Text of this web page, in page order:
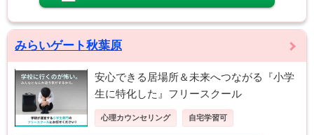
みらいゲート秋葉原
安心できる居場所＆未来へつながる『小学
生に特化した』フリースクール
心理カウンセリング 自宅学習可